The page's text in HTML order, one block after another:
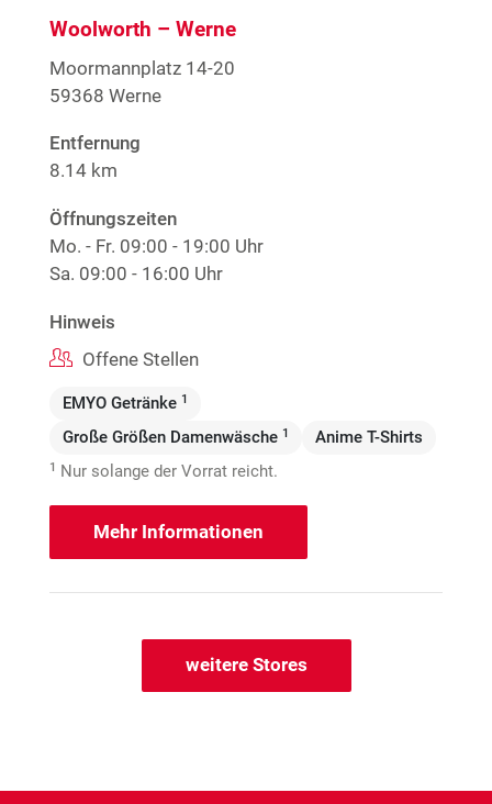
Woolworth – Werne
Moormannplatz 14-20
59368 Werne
Entfernung
8.14 km
Öffnungszeiten
Mo. - Fr. 09:00 - 19:00 Uhr
Sa. 09:00 - 16:00 Uhr
Hinweis
Offene Stellen
EMYO Getränke 1
Große Größen Damenwäsche 1 Anime T-Shirts
1 Nur solange der Vorrat reicht.
Mehr Informationen
weitere Stores